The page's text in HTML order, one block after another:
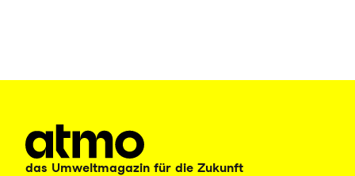
das Umweltmagazin für die Zukunft